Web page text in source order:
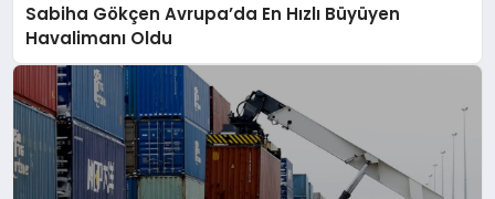
Sabiha Gökçen Avrupa’da En Hızlı Büyüyen
Havalimanı Oldu